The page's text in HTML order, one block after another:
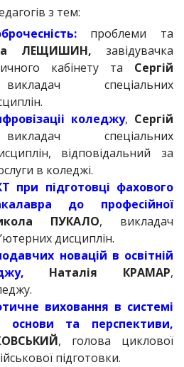
з тем:
проблеми та
ЛЕЩИШИН, завідувачка
кабінету та Сергій
спеціальних
коледжу, Сергій
спеціальних
відповідальний за
в коледжі.
при підготовці фахового
до професійної
ПУКАЛО, викладач
дисциплін.
новацій в освітній
Наталія КРАМАР,
виховання в системі
основи та перспективи,
, голова циклової
підготовки.